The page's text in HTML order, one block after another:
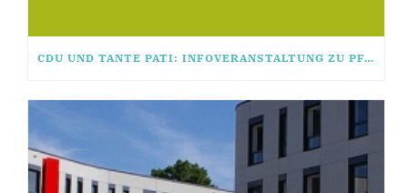
CDU UND TANTE PATI: INFOVERANSTALTUNG ZU PFANDSYSTEM FÜR COFFEE TO GO!